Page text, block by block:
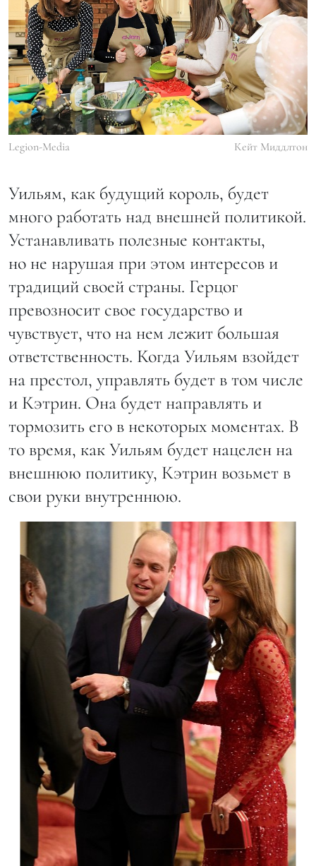
Legion-Media Кейт Миддлтон
Уильям, как будущий король, будет
много работать над внешней политикой.
Устанавливать полезные контакты,
но не нарушая при этом интересов и
традиций своей страны. Герцог
превозносит свое государство и
чувствует, что на нем лежит большая
ответственность. Когда Уильям взойдет
на престол, управлять будет в том числе
и Кэтрин. Она будет направлять и
тормозить его в некоторых моментах. В
то время, как Уильям будет нацелен на
внешнюю политику, Кэтрин возьмет в
свои руки внутреннюю.